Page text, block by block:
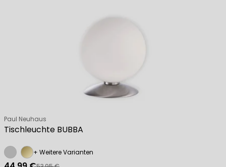
Tischleuchte BUBBA
Verkäufer:
Paul Neuhaus
+ Weitere Varianten